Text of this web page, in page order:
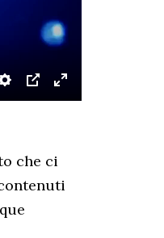
SETTINGS
PIPENTER
che ci